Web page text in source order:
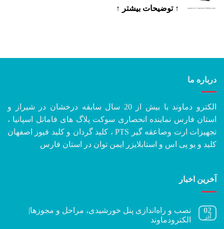
↑ توضیحات بیشتر ↑
درباره ما
الکترو دماوند با بیش از 20 سال سابقه درخشان در شیراز و
استان فارس نماینده انحصاری سوکت پلاگ های فاماتل اسپانیا ،
تجهیزات ارت وصاعقه گیر PTS ، کلید گردان و کلید فیوز اصفهان
کلید و یو پی اس و استابلایزر ایمن توان در استان فارس
آخرین اخبار
02
آذر
نصب و راه‌اندازی پنل خورشیدی، مراحل و مجوزها|
الکترودماوند